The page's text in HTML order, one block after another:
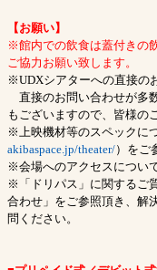
【お願い】
※館内での飲食は蓋付きの
ご協力お願い致します。
※UDXシアターへの直接の
直接のお問い合わせが多
もございますので、皆様の
※上映機材等のスペックに
akibaspace.jp/theater/）をご
※会場へのアクセスについ
※「ドリパス」に関するご
合わせ」をご参照頂き、解
問ください。